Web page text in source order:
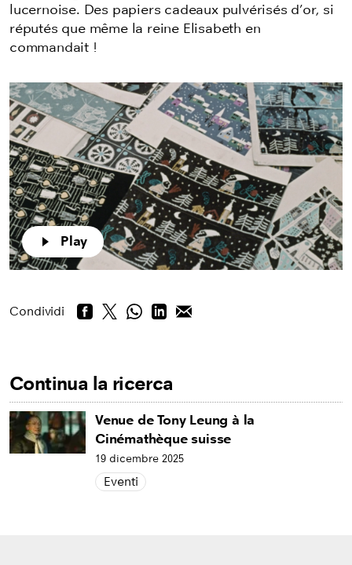
lucernoise. Des papiers cadeaux pulvérisés d’or, si
réputés que même la reine Elisabeth en
commandait !
Play
Condividi
Continua la ricerca
Venue de Tony Leung à la
Cinémathèque suisse
19 dicembre 2025
Eventi